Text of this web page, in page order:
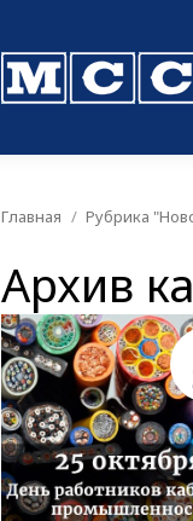
Вы здесь:
Главная Рубрика
Архив